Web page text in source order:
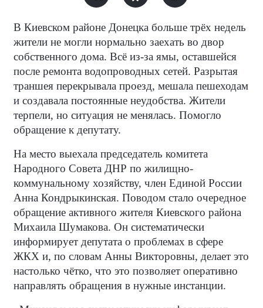
В Киевском районе Донецка больше трёх недель
жители не могли нормально заехать во двор
собственного дома. Всё из-за ямы, оставшейся
после ремонта водопроводных сетей. Разрытая
траншея перекрывала проезд, мешала пешеходам
и создавала постоянные неудобства. Жители
терпели, но ситуация не менялась. Помогло
обращение к депутату.
На место выехала председатель комитета
Народного Совета ДНР по жилищно-
коммунальному хозяйству, член Единой России
Анна Кондрыкинская. Поводом стало очередное
обращение активного жителя Киевского района
Михаила Шумакова. Он систематически
информирует депутата о проблемах в сфере
ЖКХ и, по словам Анны Викторовны, делает это
настолько чётко, что это позволяет оперативно
направлять обращения в нужные инстанции.